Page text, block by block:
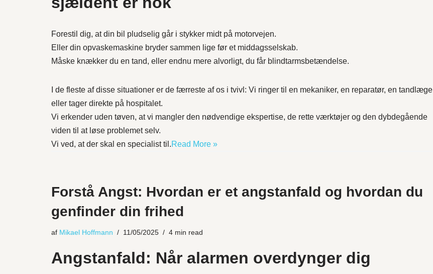
Forestil dig, at din bil pludselig går i stykker midt på motorvejen.
Eller din opvaskemaskine bryder sammen lige før et middagsselskab.
Måske knækker du en tand, eller endnu mere alvorligt, du får blindtarmsbetændelse.
I de fleste af disse situationer er de færreste af os i tvivl: Vi ringer til en mekaniker, en reparatør, en tandlæge
eller tager direkte på hospitalet.
Vi erkender uden tøven, at vi mangler den nødvendige ekspertise, de rette værktøjer og den dybdegående
viden til at løse problemet selv.
Vi ved, at der skal en specialist til.Read More »
Forstå Angst: Hvordan er et angstanfald og hvordan du
genfinder din frihed
af Mikael Hoffmann 11/05/2025 4 min read
Angstanfald: Når alarmen overdynger dig